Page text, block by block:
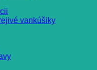
vankúšiky